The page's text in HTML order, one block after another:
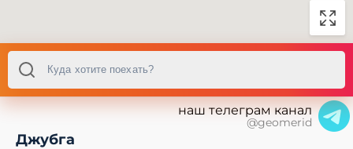
наш телеграм канал
@geomerid
Джубга